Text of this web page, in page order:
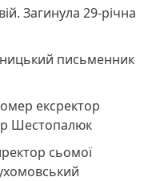
Загинула 29-річна
письменник
ексректор
Шестопалюк
сьомої